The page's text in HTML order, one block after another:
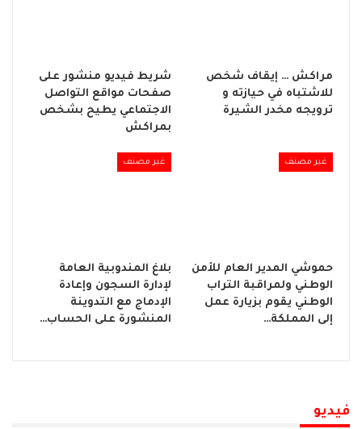
مراكش … إيقاف شخص
للاشتباه في حيازته و
ترويجه مخدر الشيرة
شريط فيديو منشور على
صفحات مواقع التواصل
الاجتماعي يطيح بشخص
بمراكش
غير مصنف
حموشي المدير العام للأمن
الوطني ولمراقبة التراب
الوطني يقوم بزيارة عمل
إلى المملكة…
غير مصنف
بلاغ المندوبية العامة
لإدارة السجون وإعادة
الإدماج مع التدوينة
المنشورة على الحساب…
فيديو